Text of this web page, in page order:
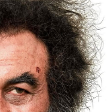
متولدین ۱۸ مهر سینما ، تئاتر و
موسیقی؛ متین عزیزپور